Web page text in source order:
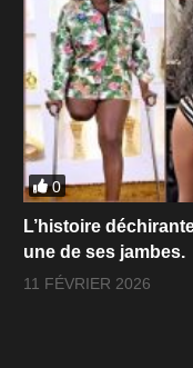
0
L’histoire
une de ses jambes.
11 FÉVRIER 2026